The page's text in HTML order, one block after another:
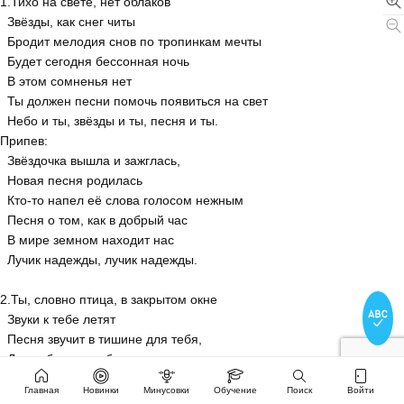
Главная Новинки Минусовки Обучение Поиск Войти
  Звёзды, как снег читы
  Бродит мелодия снов по тропинкам мечты
  Будет сегодня бессонная ночь
  В этом сомненья нет
  Ты должен песни помочь появиться на свет
  Небо и ты, звёзды и ты, песня и ты.
Припев:
  Звёздочка вышла и зажглась,
  Новая песня родилась
  Кто-то напел её слова голосом нежным
  Песня о том, как в добрый час
  В мире земном находит нас
  Лучик надежды, лучик надежды.
2.Ты, словно птица, в закрытом окне
  Звуки к тебе летят
  Песня звучит в тишине для тебя,
  Для тебя, для тебя..........
  Звукам навстречу окно отвари